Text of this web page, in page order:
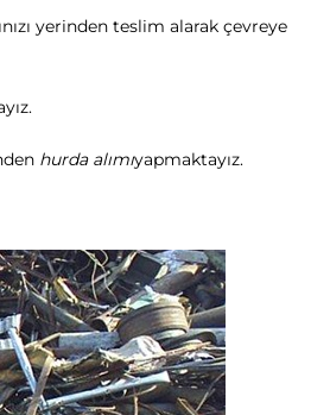
yerinden teslim alarak çevreye
hurda alımıyapmaktayız.